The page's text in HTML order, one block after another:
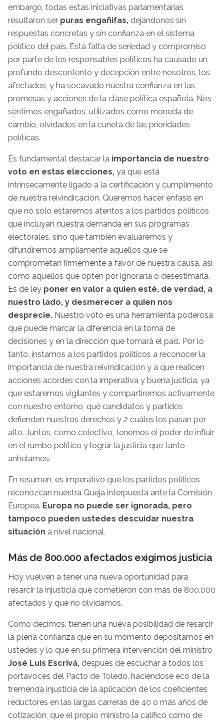
embargo, todas estas iniciativas parlamentarias
resultaron ser puras engañifas, dejándonos sin
respuestas concretas y sin confianza en el sistema
político del país. Esta falta de seriedad y compromiso
por parte de los responsables políticos ha causado un
profundo descontento y decepción entre nosotros, los
afectados, y ha socavado nuestra confianza en las
promesas y acciones de la clase política española. Nos
sentimos engañados, utilizados como moneda de
cambio, olvidados en la cuneta de las prioridades
políticas.
Es fundamental destacar la importancia de nuestro
voto en estas elecciones, ya que está
intrínsecamente ligado a la certificación y cumplimiento
de nuestra reivindicación. Queremos hacer énfasis en
que no solo estaremos atentos a los partidos políticos
que incluyan nuestra demanda en sus programas
electorales, sino que también evaluaremos y
difundiremos ampliamente aquellos que se
comprometan firmemente a favor de nuestra causa, así
como aquellos que opten por ignorarla o desestimarla.
Es de ley poner en valor a quien esté, de verdad, a
nuestro lado, y desmerecer a quien nos
desprecie. Nuestro voto es una herramienta poderosa
que puede marcar la diferencia en la toma de
decisiones y en la dirección que tomará el país. Por lo
tanto, instamos a los partidos políticos a reconocer la
importancia de nuestra reivindicación y a que realicen
acciones acordes con la imperativa y buena justicia, ya
que estaremos vigilantes y compartiremos activamente
con nuestro entorno, qué candidatos y partidos
defienden nuestros derechos y 2 cuáles los pasan por
alto. Juntos, como colectivo, tenemos el poder de influir
en el rumbo político y lograr la justicia que tanto
anhelamos.
En resumen, es imperativo que los partidos políticos
reconozcan nuestra Queja interpuesta ante la Comisión
Europea. Europa no puede ser ignorada, pero
tampoco pueden ustedes descuidar nuestra
situación a nivel nacional.
Más de 800.000 afectados exigimos justicia
Hoy vuelven a tener una nueva oportunidad para
resarcir la injusticia que cometieron con más de 800.000
afectados y que no olvidamos.
Como decimos, tienen una nueva posibilidad de resarcir
la plena confianza que en su momento depositamos en
ustedes y lo que en su primera intervención del ministro
José Luis Escrivá, después de escuchar a todos los
portavoces del Pacto de Toledo, haciéndose eco de la
tremenda injusticia de la aplicación de los coeficientes
reductores en las largas carreras de 40 o más años de
cotización, que el propio ministro la calificó como de